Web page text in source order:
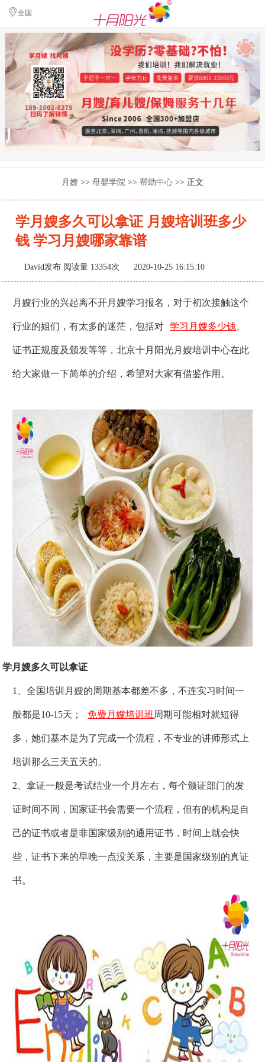
全国
月嫂 >> 母婴学院 >> 帮助中心 >> 正文
学月嫂多久可以拿证 月嫂培训班多少
钱 学习月嫂哪家靠谱
David发布 阅读量 13354次 2020-10-25 16:15:10
月嫂行业的兴起离不开月嫂学习报名，对于初次接触这个
行业的姐们，有太多的迷茫，包括对 学习月嫂多少钱
证书正规度及颁发等等，北京十月阳光月嫂培训中心在此
给大家做一下简单的介绍，希望对大家有借鉴作用。
学月嫂多久可以拿证
1、全国培训月嫂的周期基本都差不多，不连实习时间一
般都是10-15天； 免费月嫂培训班周期可能相对就短得
多，她们基本是为了完成一个流程，不专业的讲师形式上
培训那么三天五天的。
2、拿证一般是考试结业一个月左右，每个颁证部门的发
证时间不同，国家证书会需要一个流程，但有的机构是自
己的证书或者是非国家级别的通用证书，时间上就会快
些，证书下来的早晚一点没关系，主要是国家级别的真证
书。